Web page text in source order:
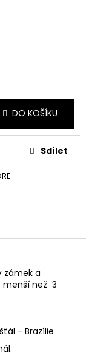
DO KOŠÍKU
Sdílet
zámek a
menší než 3
- Brazílie